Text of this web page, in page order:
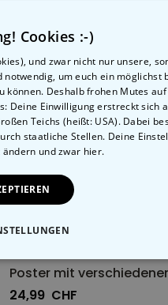
24,99 CHF
Cookies :-)
und zwar nicht nur unsere,
um euch ein möglichst
Deshalb frohen Mutes auf
Deine Einwilligung erstreckt sich
Teichs (heißt: USA). Dabei
staatliche Stellen. Deine
und zwar hier.
MARKETING